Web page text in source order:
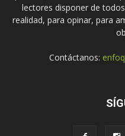
lectores disponer de
realidad, para opinar, para
Contáctanos: